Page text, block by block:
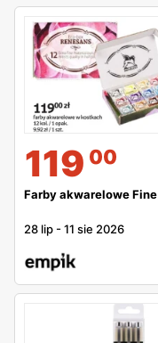
119 00
Farby akwarelowe Fine
28 lip -11 sie 2026